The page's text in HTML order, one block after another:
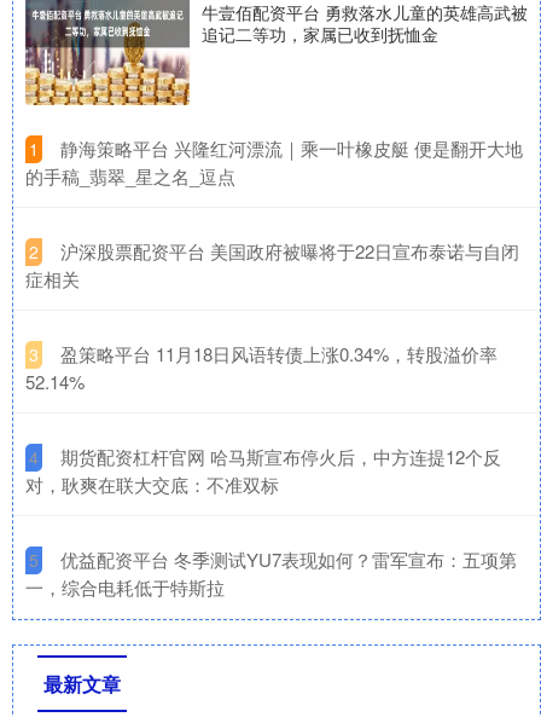
牛壹佰配资平台 勇救落水儿童的英雄高武被
追记二等功，家属已收到抚恤金
1
​静海策略平台 兴隆红河漂流｜乘一叶橡皮艇 便是翻开大地
的手稿_翡翠_星之名_逗点
2
​沪深股票配资平台 美国政府被曝将于22日宣布泰诺与自闭
症相关
3
​盈策略平台 11月18日风语转债上涨0.34%，转股溢价率
52.14%
4
​期货配资杠杆官网 哈马斯宣布停火后，中方连提12个反
对，耿爽在联大交底：不准双标
5
​优益配资平台 冬季测试YU7表现如何？雷军宣布：五项第
一，综合电耗低于特斯拉
最新文章